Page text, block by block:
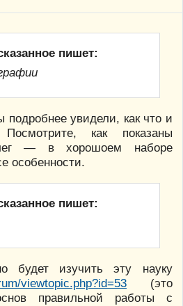
пишет:
подробнее увидели, как что и
как показаны
— в хорошоем наборе
особенности.
пишет:
будет изучить эту науку
viewtopic.php?id=53 (это
правильной работы с